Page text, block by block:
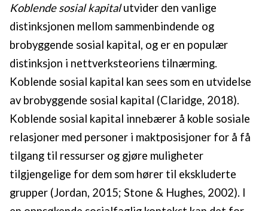
Koblende sosial kapitalutvider den vanlige
distinksjonen mellom sammenbindende og
brobyggende sosial kapital, og er en populær
distinksjon i nettverksteoriens tilnærming.
Koblende sosial kapital kan sees som en utvidelse
av brobyggende sosial kapital (Claridge, 2018).
Koblende sosial kapital innebærer å koble sosiale
relasjoner med personer i maktposisjoner for å få
tilgang til ressurser og gjøre muligheter
tilgjengelige for dem som hører til ekskluderte
grupper (Jordan, 2015; Stone & Hughes, 2002). I